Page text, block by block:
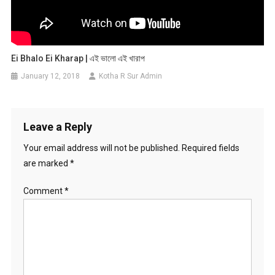
Ei Bhalo Ei Kharap | এই ভালো এই খারাপ
January 12, 2018 Kotha R Sur Admin
Leave a Reply
Your email address will not be published. Required fields
are marked *
Comment*